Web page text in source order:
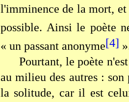
l'imminence de la mort,
possible. Ainsi le poète
« un passant anonyme[4]
Pourtant, le poète
au milieu des autres : son
la solitude, car il est